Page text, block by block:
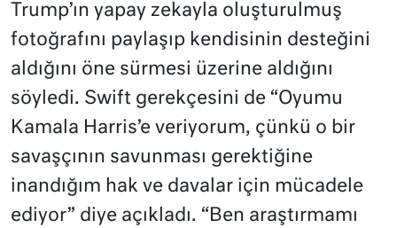
Trump’ın yapay zekayla oluşturulmuş
fotoğrafını paylaşıp kendisinin desteğini
aldığını öne sürmesi üzerine aldığını
söyledi. Swift gerekçesini de “Oyumu
Kamala Harris’e veriyorum, çünkü o bir
savaşçının savunması gerektiğine
inandığım hak ve davalar için mücadele
ediyor” diye açıkladı. “Ben araştırmamı